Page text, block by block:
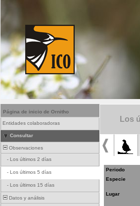
Página de inicio de Ornitho
Entidades colaboradoras
Consultar
Observaciones
- Los últimos 2 días
- Los últimos 5 días
- Los últimos 15 días
Datos y análisis
Los
Periodo
Especie
Lugar